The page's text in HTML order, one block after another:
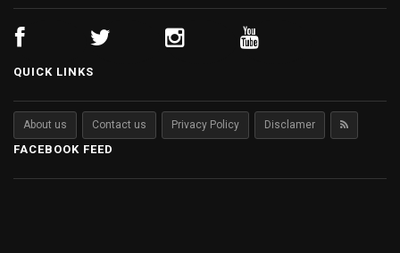
QUICK LINKS
About us Contact us Privacy Policy Disclamer
FACEBOOK FEED